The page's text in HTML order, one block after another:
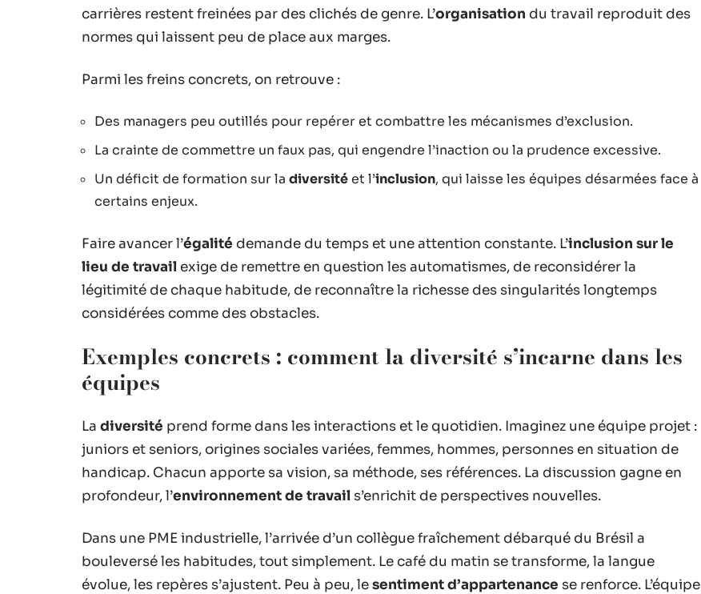
carrières restent freinées par des clichés de genre. L’organisation du travail reproduit des
normes qui laissent peu de place aux marges.
Parmi les freins concrets, on retrouve :
Des managers peu outillés pour repérer et combattre les mécanismes d’exclusion.
La crainte de commettre un faux pas, qui engendre l’inaction ou la prudence excessive.
Un déficit de formation sur la diversitéet l’inclusion, qui laisse les équipes désarmées face à
certains enjeux.
Faire avancer l’égalité demande du temps et une attention constante. L’inclusion sur le
lieu de travail exige de remettre en question les automatismes, de reconsidérer la
légitimité de chaque habitude, de reconnaître la richesse des singularités longtemps
considérées comme des obstacles.
Exemples concrets : comment la diversité s’incarne dans les
équipes
La diversité prend forme dans les interactions et le quotidien. Imaginez une équipe projet :
juniors et seniors, origines sociales variées, femmes, hommes, personnes en situation de
handicap. Chacun apporte sa vision, sa méthode, ses références. La discussion gagne en
profondeur, l’environnement de travail s’enrichit de perspectives nouvelles.
Dans une PME industrielle, l’arrivée d’un collègue fraîchement débarqué du Brésil a
bouleversé les habitudes, tout simplement. Le café du matin se transforme, la langue
évolue, les repères s’ajustent. Peu à peu, lesentiment d’appartenance se renforce. L’équipe